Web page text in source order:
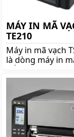
MÁY IN MÃ
TE210
Máy in mã vạch
là dòng máy in
TSC. Mua TSC
ngay
được nhiều ưu
tốt!!